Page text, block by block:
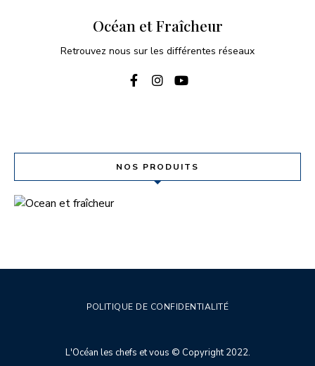
Océan et Fraîcheur
Retrouvez nous sur les différentes réseaux
NOS PRODUITS
POLITIQUE DE CONFIDENTIALITÉ
L'Océan les chefs et vous © Copyright 2022.